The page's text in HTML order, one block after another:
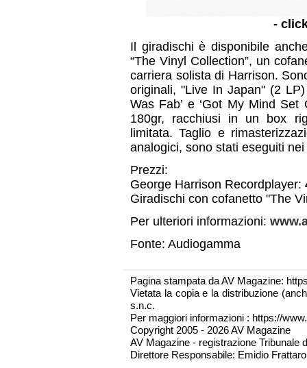
-
Il giradischi è disponibile
“The Vinyl Collection”, un
carriera solista di Harrison.
originali, "Live In Japan" (2
Was Fab’ e ‘Got My Mind
180gr, racchiusi in un box
limitata. Taglio e
analogici, sono stati eseguiti
Prezzi:
George Harrison Recordplayer:
Giradischi con cofanetto "The
Per ulteriori informazioni:
Fonte: Audiogamma
Pagina stampata da AV Magazine:
Vietata la copia e la distribuzione
s.n.c.
Per maggiori informazioni : https://
Copyright 2005 - 2026 AV Magazine
AV Magazine - registrazione Tribunale
Direttore Responsabile: Emidio